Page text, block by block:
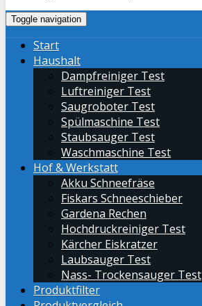
Toggle navigation
Start
Haushalt
Dampfreiniger Test
Luftreiniger Test
Saugroboter Test
Spülmaschine Test
Staubsauger Test
Waschmaschine Test
Hof & Werkstatt
Akku Schneefräse
Fiskars Schneeschieber
Gardena Rechen
Hochdruckreiniger Test
Kärcher Eiskratzer
Laubsauger Test
Nass- Trockensauger Test
Produktfilter